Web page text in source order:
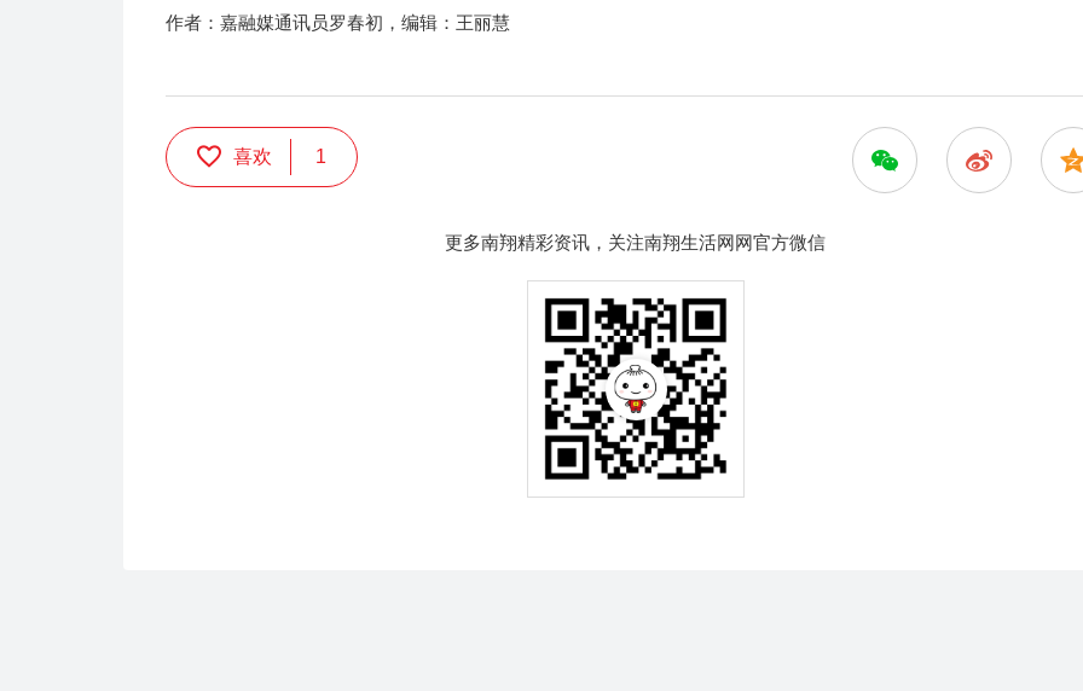
作者：嘉融媒通讯员罗春初，编辑：王丽慧
喜欢 1
更多南翔精彩资讯，关注南翔生活网网官方微信